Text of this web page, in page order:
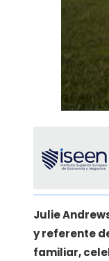
Julie
y referente
familiar,